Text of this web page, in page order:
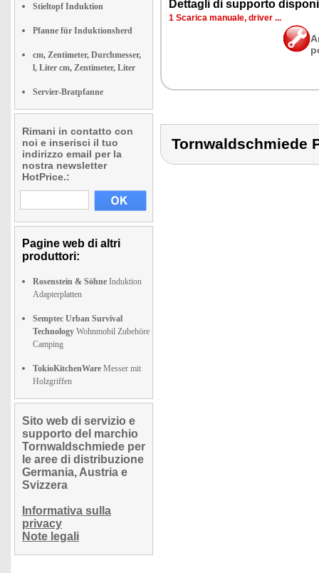
Stieltopf Induktion
Pfanne für Induktionsherd
cm, Zentimeter, Durchmesser,
l, Liter cm, Zentimeter, Liter
Servier-Bratpfanne
Rimani in contatto con
noi e inserisci il tuo
indirizzo email per la
nostra newsletter
HotPrice.:
Pagine web di altri
produttori:
Rosenstein & Söhne Induktion
Adapterplatten
Semptec Urban Survival
Technology Wohnmobil Zubehöre
Camping
TokioKitchenWare Messer mit
Holzgriffen
Sito web di servizio e
supporto del marchio
Tornwaldschmiede per
le aree di distribuzione
Germania, Austria e
Svizzera
Informativa sulla
privacy
Note legali
Det­ta­gli di sup­por­to
1 Sca­ri­ca ma­nua­le, dri­ver ...
Tornwaldschmiede